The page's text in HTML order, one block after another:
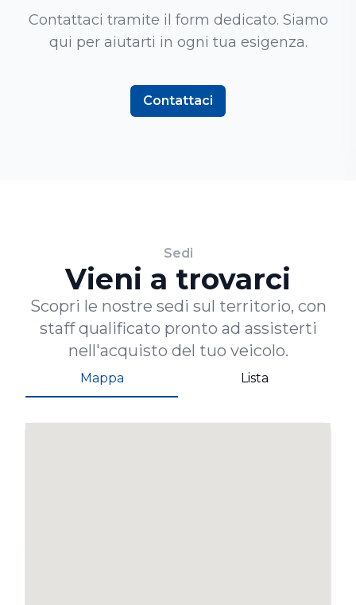
Contattaci tramite il form dedicato. Siamo
qui per aiutarti in ogni tua esigenza.
Contattaci
Sedi
Vieni a trovarci
Scopri le nostre sedi sul territorio, con
staff qualificato pronto ad assisterti
nell'acquisto del tuo veicolo.
Mappa Lista